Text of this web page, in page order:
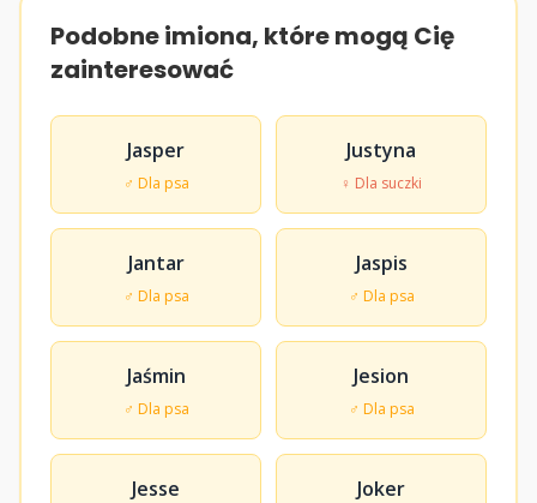
Podobne imiona, które mogą Cię
zainteresować
Jasper
♂ Dla psa
Justyna
♀ Dla suczki
Jantar
♂ Dla psa
Jaspis
♂ Dla psa
Jaśmin
♂ Dla psa
Jesion
♂ Dla psa
Jesse Joker